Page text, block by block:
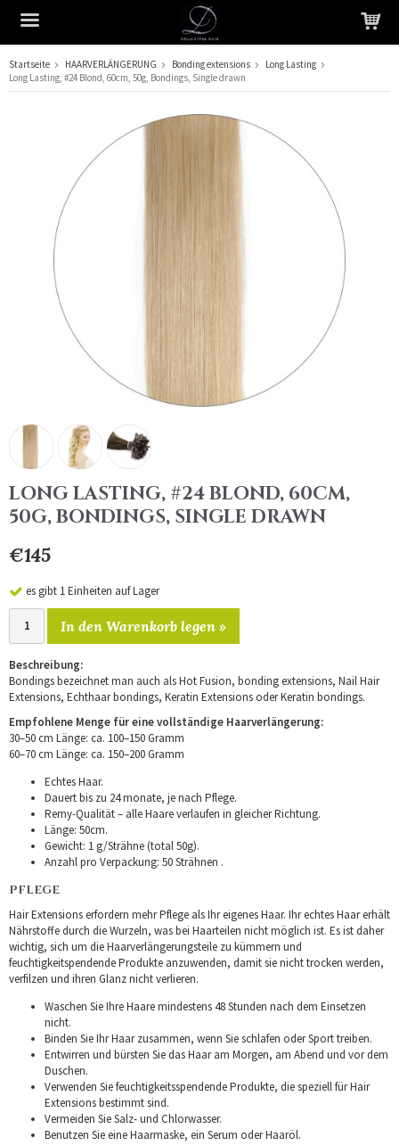
Das Produkt wurde in Ihren Warenkorb gelegt
Startseite HAARVERLÄNGERUNG Bonding extensions
Long Lasting
Long Lasting, #24 Blond, 60cm, 50g, Bondings, Single drawn
LONG LASTING, #24 BLOND, 60CM,
50G, BONDINGS, SINGLE DRAWN
€145
es gibt 1 Einheiten auf Lager
In den Warenkorb legen »
Beschreibung:
Bondings bezeichnet man auch als Hot Fusion, bonding extensions, Nail Hair
Extensions, Echthaar bondings, Keratin Extensions oder Keratin bondings.
Empfohlene Menge für eine vollständige Haarverlängerung:
30–50 cm Länge: ca. 100–150 Gramm
60–70 cm Länge: ca. 150–200 Gramm
Echtes Haar.
Dauert bis zu 24 monate, je nach Pflege.
Remy-Qualität – alle Haare verlaufen in gleicher Richtung.
Länge: 50cm.
Gewicht: 1 g/Strähne (total 50g).
Anzahl pro Verpackung: 50 Strähnen .
PFLEGE
Hair Extensions erfordern mehr Pflege als Ihr eigenes Haar. Ihr echtes Haar erhält
Nährstoffe durch die Wurzeln, was bei Haarteilen nicht möglich ist. Es ist daher
wichtig, sich um die Haarverlängerungsteile zu kümmern und
feuchtigkeitspendende Produkte anzuwenden, damit sie nicht trocken werden,
verfilzen und ihren Glanz nicht verlieren.
Waschen Sie Ihre Haare mindestens 48 Stunden nach dem Einsetzen
nicht.
Binden Sie Ihr Haar zusammen, wenn Sie schlafen oder Sport treiben.
Entwirren und bürsten Sie das Haar am Morgen, am Abend und vor dem
Duschen.
Verwenden Sie feuchtigkeitsspendende Produkte, die speziell für Hair
Extensions bestimmt sind.
Vermeiden Sie Salz- und Chlorwasser.
Benutzen Sie eine Haarmaske, ein Serum oder Haaröl.